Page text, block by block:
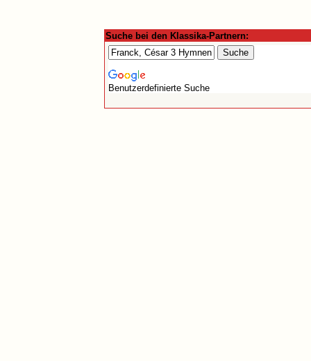
Suche bei den Klassika-Partnern:
Benutzerdefinierte Suche